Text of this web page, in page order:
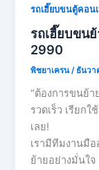
รถเฮี๊ยบขนตู้คอน
รถเฮี๊ยบขน
2990
พิชยาเครน/ ธันวา
“ต้องการขนย้
รวดเร็ว เรียก
เลย!
เรามีทีมงานมื
ย้ายอย่างมั่นใ